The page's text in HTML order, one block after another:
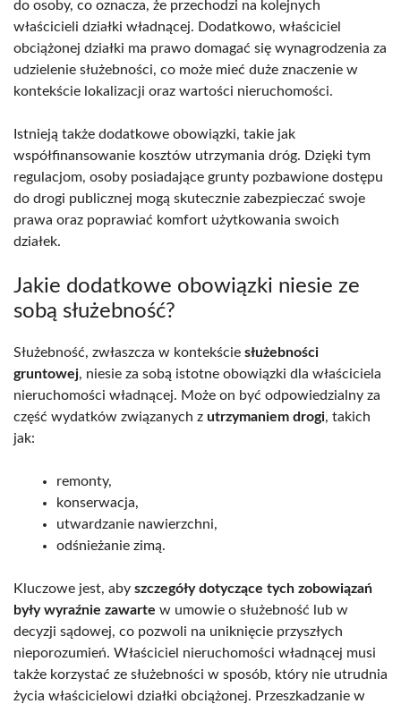
do osoby, co oznacza, że przechodzi na kolejnych
właścicieli działki władnącej. Dodatkowo, właściciel
obciążonej działki ma prawo domagać się wynagrodzenia za
udzielenie służebności, co może mieć duże znaczenie w
kontekście lokalizacji oraz wartości nieruchomości.
Istnieją także dodatkowe obowiązki, takie jak
współfinansowanie kosztów utrzymania dróg. Dzięki tym
regulacjom, osoby posiadające grunty pozbawione dostępu
do drogi publicznej mogą skutecznie zabezpieczać swoje
prawa oraz poprawiać komfort użytkowania swoich
działek.
Jakie dodatkowe obowiązki niesie ze
sobą służebność?
Służebność, zwłaszcza w kontekście służebności
gruntowej, niesie za sobą istotne obowiązki dla właściciela
nieruchomości władnącej. Może on być odpowiedzialny za
część wydatków związanych z utrzymaniem drogi, takich
jak:
remonty,
konserwacja,
utwardzanie nawierzchni,
odśnieżanie zimą.
Kluczowe jest, aby szczegóły dotyczące tych zobowiązań
były wyraźnie zawarte w umowie o służebność lub w
decyzji sądowej, co pozwoli na uniknięcie przyszłych
nieporozumień. Właściciel nieruchomości władnącej musi
także korzystać ze służebności w sposób, który nie utrudnia
życia właścicielowi działki obciążonej. Przeszkadzanie w